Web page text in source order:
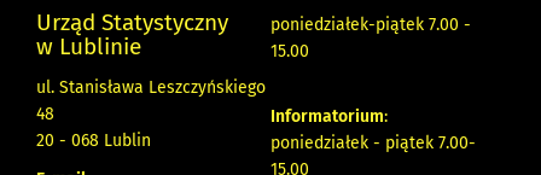
Urząd Statystyczny
w Lublinie
ul. Stanisława Leszczyńskiego
48
20 - 068 Lublin
poniedziałek-piątek 7.00 -
15.00
Informatorium:
poniedziałek - piątek 7.00-
15.00